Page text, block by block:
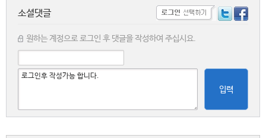
소셜댓글
원하는 계정으로 로그인 후 댓글을 작성하여 주십시요.
입력